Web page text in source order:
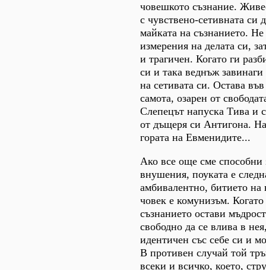
човешкото съзнание.
с чувствено-сетивната си
майката на съзнанието. Не
измерения на делата си,
и трагичен. Когато ги
си и така веднъж завинаги
на сетивата си. Остава
самота, озарен от
Слепецът напуска Тива и
от дъщеря си Антигона.
гората на Евменидите...
Ако все още сме способни
внушения, поуката е
амбивалентно, битието на
човек е комунизъм.
съзнанието остави
свободно да се влива в
идентичен със себе си и
В противен случай той
всеки и всичко, което,